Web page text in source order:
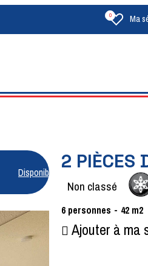
Ma
0
Disponibilités2 PIÈCES
Non classé
6 personnes 42 m2
Ajouter à ma